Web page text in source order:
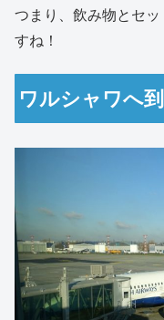
つまり、飲み物とセ
すね！
ワルシャワへ